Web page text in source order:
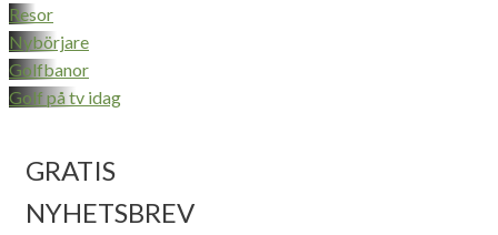
Resor
Nybörjare
Golfbanor
Golf på tv idag
GRATIS
NYHETSBREV